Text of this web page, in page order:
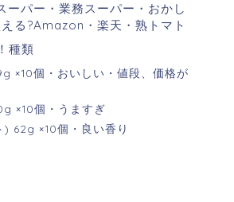
ーパー・業務スーパー・おかし
る?Amazon・楽天・熟トマト
種類
×10個・おいしい・値段、価格が
×10個・うますぎ
62g ×10個・良い香り